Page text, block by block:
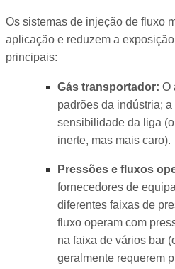
Os sistemas de injeção de fluxo
aplicação e reduzem a
principais:
Gás transportador: O
padrões da indústria;
sensibilidade da liga
inerte, mas mais caro).
Pressões e fluxos
fornecedores de
diferentes faixas de
fluxo operam com
na faixa de vários bar
geralmente requerem